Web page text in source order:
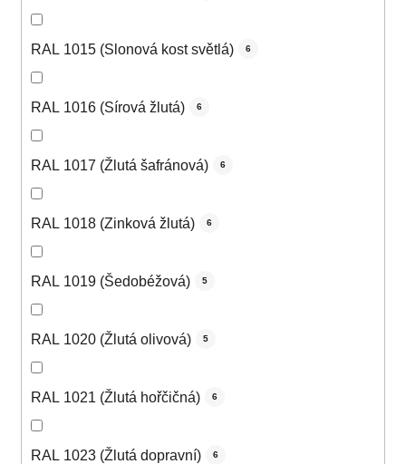
RAL 1015 (Slonová kost světlá) 6
RAL 1016 (Sírová žlutá) 6
RAL 1017 (Žlutá šafránová) 6
RAL 1018 (Zinková žlutá) 6
RAL 1019 (Šedobéžová) 5
RAL 1020 (Žlutá olivová) 5
RAL 1021 (Žlutá hořčičná) 6
RAL 1023 (Žlutá dopravní) 6